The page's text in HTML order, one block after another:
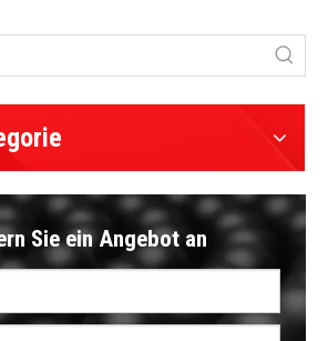
Sie ein Angebot an